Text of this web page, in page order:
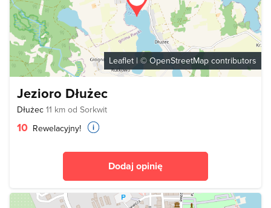
Leaflet | © OpenStreetMap contributors
Jezioro Dłużec
Dłużec 11 km od Sorkwit
10 Rewelacyjny!
Dodaj opinię